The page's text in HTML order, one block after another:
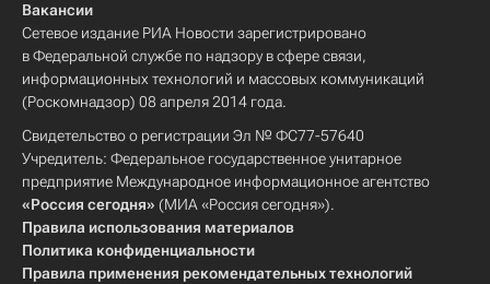
Вакансии
Сетевое издание РИА Новости зарегистрировано
в Федеральной службе по надзору в сфере связи,
информационных технологий и массовых коммуникаций
(Роскомнадзор) 08 апреля 2014 года.
Свидетельство о регистрации Эл № ФС77-57640
Учредитель: Федеральное государственное унитарное
предприятие Международное информационное агентство
«Россия сегодня» (МИА «Россия сегодня»).
Правила использования материалов
Политика конфиденциальности
Правила применения рекомендательных технологий